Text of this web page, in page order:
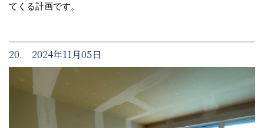
てくる計画です。
20. 2024年11月05日